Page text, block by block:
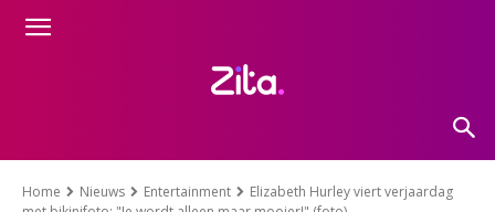
Home Nieuws Entertainment
Elizabeth Hurley viert verjaardag